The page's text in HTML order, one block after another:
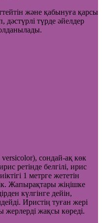
және қабынуға қарсы
дәстүрлі түрде әйелдер
сондай-ақ көк
ретінде белгілі, ирис
1 метрге жететін
Жапырақтары жіңішке
күлгінге дейін,
Иристің туған жері
жерлерді жақсы көреді.